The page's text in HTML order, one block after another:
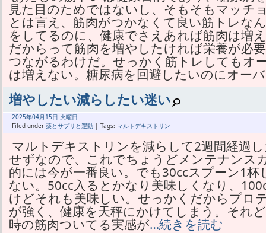
見た目のためではないし、そもそもマッチ
とは言え、筋肉がつかなくて良い筋トレな
をしてるのに、健康でさえあれば筋肉は増
だからって筋肉を増やしたければ栄養が必
つながるわけだ。せっかく筋トレしてもオ
は増えない。糖尿病を回避したいのにオー
増やしたい減らしたい迷い
2025年04月 15日 火曜日
Filed under 薬とサプリと運動 | Tags: マルトデキストリン
マルトデキストリンを減らして2週間経過
せずなので、これでちょうどメンテナンス
的には今が一番良い。でも30ccスプーン1
ない。50cc入るとかなり美味しくなり、
けどそれも美味しい。せっかくだからプロ
が強く、健康を天秤にかけてしまう。それ
時の筋肉ついてる実感が…続きを読む